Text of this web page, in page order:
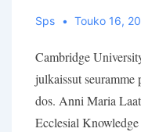
Sps Touko 16,
Cambridge
julkaissut seuramme
dos. Anni Maria
Ecclesial